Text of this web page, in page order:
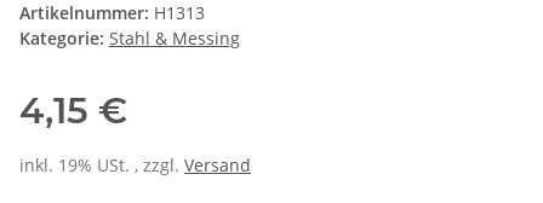
Artikelnummer: H1313
Kategorie: Stahl & Messing
4,15 €
inkl. 19% USt. , zzgl. Versand